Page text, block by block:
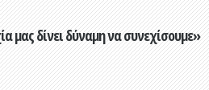
μας δίνει δύναμη να συνεχίσουμε»